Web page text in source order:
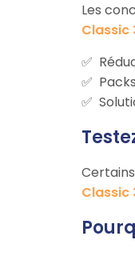
Les
Classic
Classic